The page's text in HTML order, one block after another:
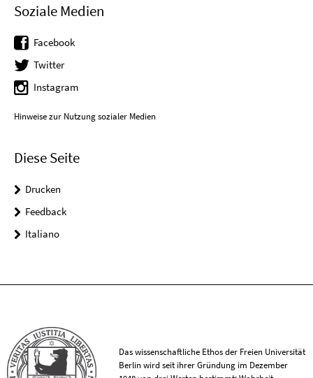
Soziale Medien
Facebook
Twitter
Instagram
Hinweise zur Nutzung sozialer Medien
Diese Seite
Drucken
Feedback
Italiano
Das wissenschaftliche Ethos der Freien Universität
Berlin wird seit ihrer Gründung im Dezember